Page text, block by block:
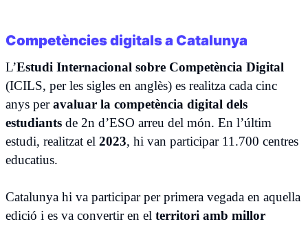
Competències digitals a Catalunya
L’Estudi Internacional sobre Competència Digital
(ICILS, per les sigles en anglès) es realitza cada cinc
anys per avaluar la competència digital dels
estudiants de 2n d’ESO arreu del món. En l’últim
estudi, realitzat el 2023, hi van participar 11.700 centres
educatius.
Catalunya hi va participar per primera vegada en aquella
edició i es va convertir en el territori amb millor